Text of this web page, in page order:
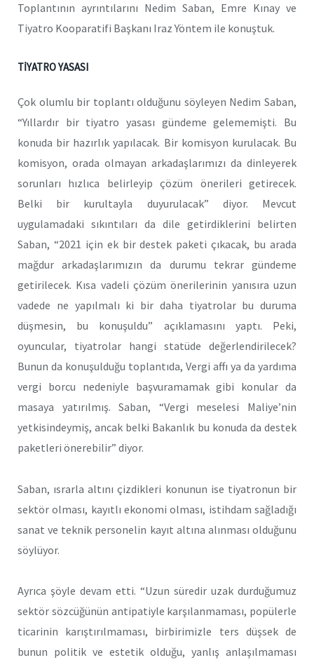
Toplantının ayrıntılarını Nedim Saban, Emre Kınay ve
Tiyatro Kooparatifi Başkanı Iraz Yöntem ile konuştuk.
TİYATRO YASASI
Çok olumlu bir toplantı olduğunu söyleyen Nedim Saban,
“Yıllardır bir tiyatro yasası gündeme gelememişti. Bu
konuda bir hazırlık yapılacak. Bir komisyon kurulacak. Bu
komisyon, orada olmayan arkadaşlarımızı da dinleyerek
sorunları hızlıca belirleyip çözüm önerileri getirecek.
Belki bir kurultayla duyurulacak” diyor. Mevcut
uygulamadaki sıkıntıları da dile getirdiklerini belirten
Saban, “2021 için ek bir destek paketi çıkacak, bu arada
mağdur arkadaşlarımızın da durumu tekrar gündeme
getirilecek. Kısa vadeli çözüm önerilerinin yanısıra uzun
vadede ne yapılmalı ki bir daha tiyatrolar bu duruma
düşmesin, bu konuşuldu” açıklamasını yaptı. Peki,
oyuncular, tiyatrolar hangi statüde değerlendirilecek?
Bunun da konuşulduğu toplantıda, Vergi affı ya da yardıma
vergi borcu nedeniyle başvuramamak gibi konular da
masaya yatırılmış. Saban, “Vergi meselesi Maliye’nin
yetkisindeymiş, ancak belki Bakanlık bu konuda da destek
paketleri önerebilir” diyor.
Saban, ısrarla altını çizdikleri konunun ise tiyatronun bir
sektör olması, kayıtlı ekonomi olması, istihdam sağladığı
sanat ve teknik personelin kayıt altına alınması olduğunu
söylüyor.
Ayrıca şöyle devam etti. “Uzun süredir uzak durduğumuz
sektör sözcüğünün antipatiyle karşılanmaması, popülerle
ticarinin karıştırılmaması, birbirimizle ters düşsek de
bunun politik ve estetik olduğu, yanlış anlaşılmaması